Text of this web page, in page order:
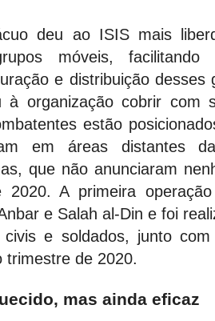
deu ao ISIS mais
móveis,
e distribuição
à organização cobrir com
estão
em áreas distantes
que não anunciaram
2020. A primeira
e Salah al-Din e foi
e soldados, junto
trimestre de 2020.
mas ainda eficaz